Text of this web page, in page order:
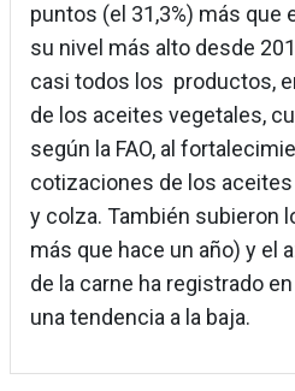
puntos (el 31,3%) más que
su nivel más alto desde
casi todos los productos,
de los aceites vegetales,
según la FAO, al
cotizaciones de los aceites
y colza. También subieron
más que hace un año) y el
de la carne ha registrado
una tendencia a la baja.